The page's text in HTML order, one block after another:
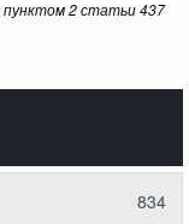
2 статьи 437
834